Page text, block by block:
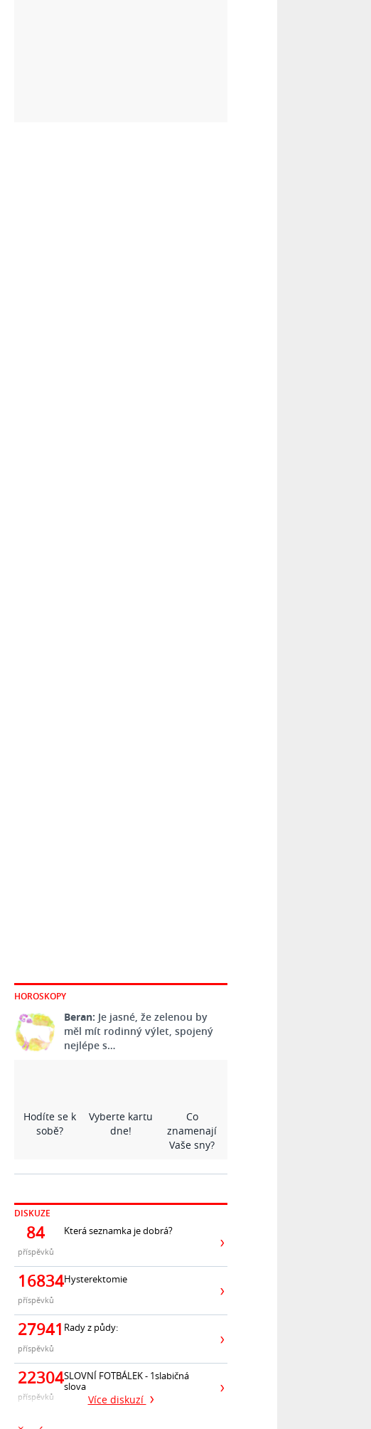
HOROSKOPY
Beran: Je jasné, že zelenou by
měl mít rodinný výlet, spojený
nejlépe s…
Hodíte se k
sobě?
Vyberte kartu
dne!
Co
znamenají
Vaše sny?
DISKUZE
84
příspěvků
Která seznamka je dobrá?
16834
příspěvků
Hysterektomie
27941
příspěvků
Rady z půdy:
22304
příspěvků
SLOVNÍ FOTBÁLEK - 1slabičná
slova
Více diskuzí